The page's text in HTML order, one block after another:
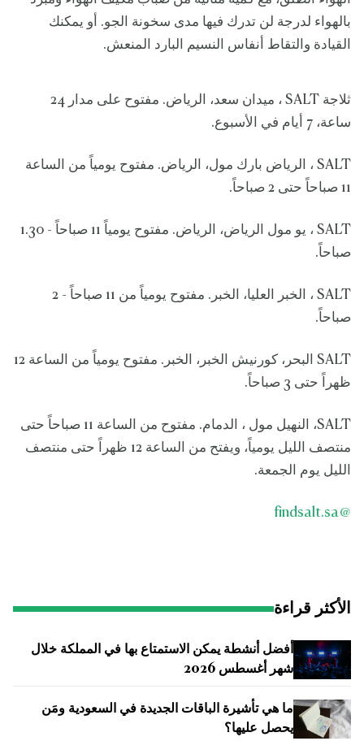
بالهواء لدرجة لن تدرك فيها مدى سخونة الجو. أو يمكنك
القيادة والتقاط أنفاس النسيم البارد المنعش.
ثلاجة SALT ، ميدان سعد، الرياض. مفتوح على مدار 24
ساعة، 7 أيام في الأسبوع.
SALT ، الرياض بارك مول، الرياض. مفتوح يومياً من الساعة
11 صباحاً حتى 2 صباحاً.
SALT ، يو مول الرياض، الرياض. مفتوح يومياً 11 صباحاً - 1.30
صباحاً.
SALT ، الخبر العليا، الخبر. مفتوح يومياً من 11 صباحاً - 2
صباحاً.
SALT البحر، كورنيش الخبر، الخبر. مفتوح يومياً من الساعة 12
ظهراً حتى 3 صباحاً.
SALT، النهيل مول ، الدمام. مفتوح من الساعة 11 صباحاً حتى
منتصف الليل يومياً، ويفتح من الساعة 12 ظهراً حتى منتصف
الليل يوم الجمعة.
@findsalt.sa
الأكثر قراءة
أفضل أنشطة يمكن الاستمتاع بها في المملكة خلال
شهر أغسطس 2026
ما هي تأشيرة الباقات الجديدة في السعودية ومَن
يحصل عليها؟